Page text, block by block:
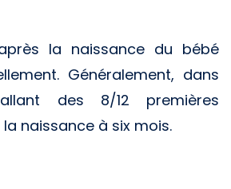
la naissance du bébé
Généralement, dans
des 8/12 premières
naissance à six mois.